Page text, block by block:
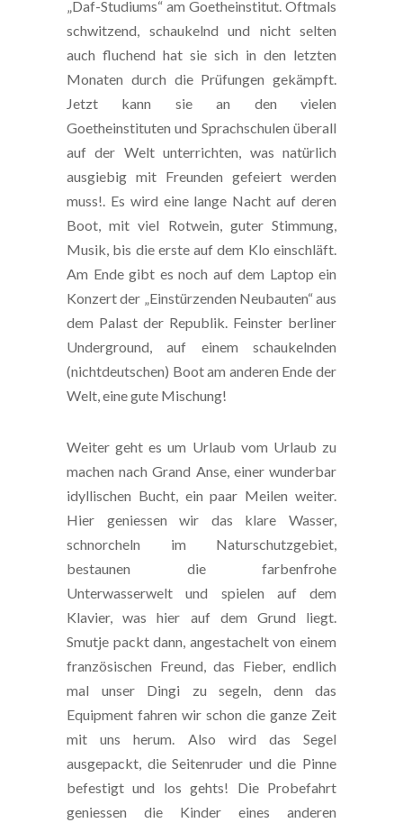
„Daf-Studiums“ am Goetheinstitut. Oftmals
schwitzend, schaukelnd und nicht selten
auch fluchend hat sie sich in den letzten
Monaten durch die Prüfungen gekämpft.
Jetzt kann sie an den vielen
Goetheinstituten und Sprachschulen überall
auf der Welt unterrichten, was natürlich
ausgiebig mit Freunden gefeiert werden
muss!. Es wird eine lange Nacht auf deren
Boot, mit viel Rotwein, guter Stimmung,
Musik, bis die erste auf dem Klo einschläft.
Am Ende gibt es noch auf dem Laptop ein
Konzert der „Einstürzenden Neubauten“ aus
dem Palast der Republik. Feinster berliner
Underground, auf einem schaukelnden
(nichtdeutschen) Boot am anderen Ende der
Welt, eine gute Mischung!
Weiter geht es um Urlaub vom Urlaub zu
machen nach Grand Anse, einer wunderbar
idyllischen Bucht, ein paar Meilen weiter.
Hier geniessen wir das klare Wasser,
schnorcheln im Naturschutzgebiet,
bestaunen die farbenfrohe
Unterwasserwelt und spielen auf dem
Klavier, was hier auf dem Grund liegt.
Smutje packt dann, angestachelt von einem
französischen Freund, das Fieber, endlich
mal unser Dingi zu segeln, denn das
Equipment fahren wir schon die ganze Zeit
mit uns herum. Also wird das Segel
ausgepackt, die Seitenruder und die Pinne
befestigt und los gehts! Die Probefahrt
geniessen die Kinder eines anderen